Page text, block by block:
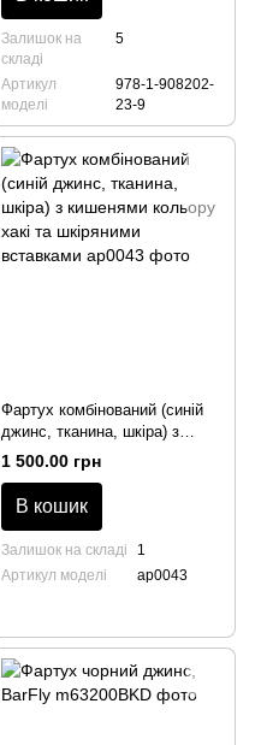
Залишок на
складі
5
Артикул
моделі
978-1-908202-
23-9
Фартух комбінований (синій
джинс, тканина, шкіра) з
кишенями кольору хакі та
шкіряними вставками
1 500.00 грн
В кошик
Залишок на складі
1
Артикул моделі
ap0043